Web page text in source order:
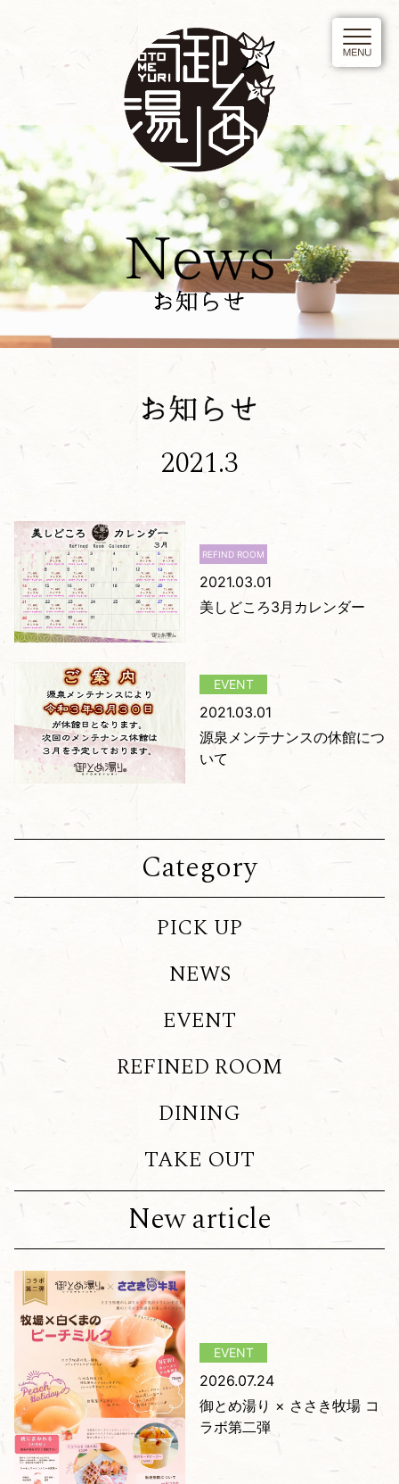
2021.3
2021.03.01
美しどころ3月カレンダー
2021.03.01
源泉メンテナンスの休館につ
いて
Category
PICK UP
NEWS
EVENT
REFINED ROOM
DINING
TAKE OUT
New article
2026.07.24
御とめ湯り × ささき牧場 コ
ラボ第二弾